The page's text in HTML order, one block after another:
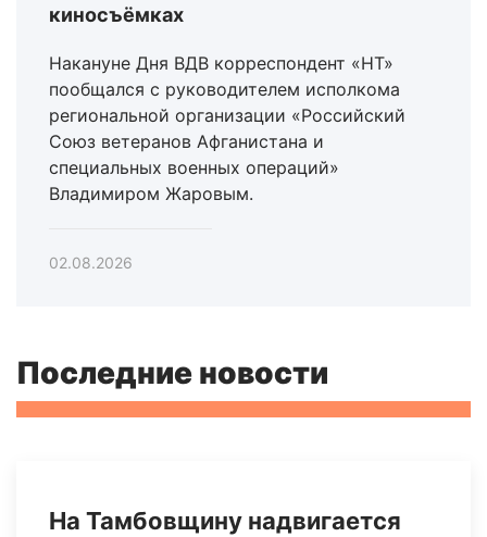
киносъёмках
Накануне Дня ВДВ корреспондент «НТ»
пообщался с руководителем исполкома
региональной организации «Российский
Союз ветеранов Афганистана и
специальных военных операций»
Владимиром Жаровым.
02.08.2026
Последние новости
На Тамбовщину надвигается